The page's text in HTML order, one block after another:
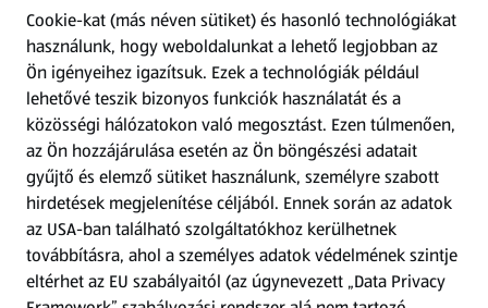
Kérdőív
Fizetési lehetőségek
ALDI utalványok
Árcsökkentés
Adattörlő alkalmazás
Cookie-kat (más néven sütiket) és hasonló technológiákat
használunk, hogy weboldalunkat a lehető legjobban az
Ön igényeihez igazítsuk. Ezek a technológiák például
lehetővé teszik bizonyos funkciók használatát és a
közösségi hálózatokon való megosztást. Ezen túlmenően,
az Ön hozzájárulása esetén az Ön böngészési adatait
gyűjtő és elemző sütiket használunk, személyre szabott
hirdetések megjelenítése céljából. Ennek során az adatok
az USA-ban található szolgáltatókhoz kerülhetnek
továbbításra, ahol a személyes adatok védelmének szintje
eltérhet az EU szabályaitól (az úgynevezett „Data Privacy